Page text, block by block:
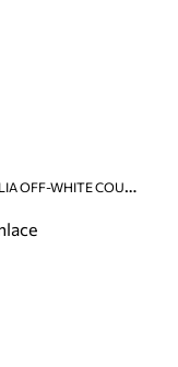
S
ANDÁLIA OFF-WHITE COURO BLOCO TIRAS ENLACE